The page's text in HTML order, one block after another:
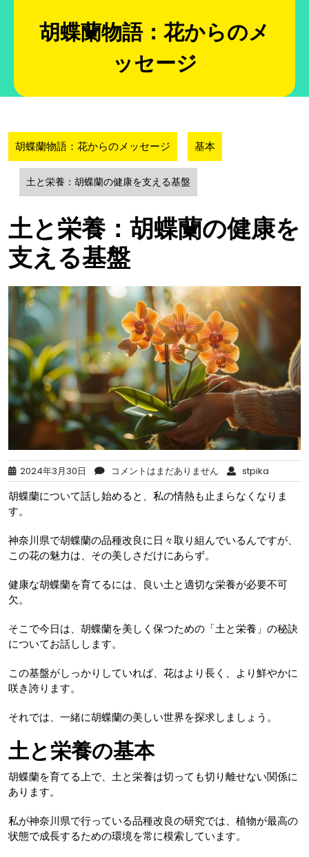
胡蝶蘭物語：花からのメ
ッセージ
胡蝶蘭物語：花からのメッセージ 基本
土と栄養：胡蝶蘭の健康を支える基盤
土と栄養：胡蝶蘭の健康を
支える基盤
2024年3月30日 コメントはまだありません stpika
胡蝶蘭について話し始めると、私の情熱も止まらなくなりま
す。
神奈川県で胡蝶蘭の品種改良に日々取り組んでいるんですが、
この花の魅力は、その美しさだけにあらず。
健康な胡蝶蘭を育てるには、良い土と適切な栄養が必要不可
欠。
そこで今日は、胡蝶蘭を美しく保つための「土と栄養」の秘訣
についてお話しします。
この基盤がしっかりしていれば、花はより長く、より鮮やかに
咲き誇ります。
それでは、一緒に胡蝶蘭の美しい世界を探求しましょう。
土と栄養の基本
胡蝶蘭を育てる上で、土と栄養は切っても切り離せない関係に
あります。
私が神奈川県で行っている品種改良の研究では、植物が最高の
状態で成長するための環境を常に模索しています。